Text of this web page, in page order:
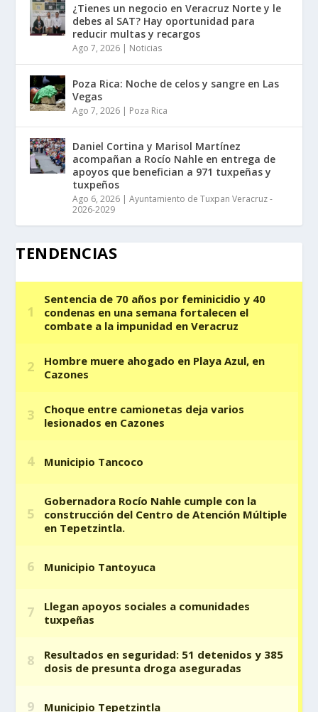
¿Tienes un negocio en Veracruz Norte y le
debes al SAT? Hay oportunidad para
reducir multas y recargos
Ago 7, 2026 | Noticias
Poza Rica: Noche de celos y sangre en Las
Vegas
Ago 7, 2026 | Poza Rica
Daniel Cortina y Marisol Martínez
acompañan a Rocío Nahle en entrega de
apoyos que benefician a 971 tuxpeñas y
tuxpeños
Ago 6, 2026 |Ayuntamiento de Tuxpan Veracruz -
2026-2029
TENDENCIAS